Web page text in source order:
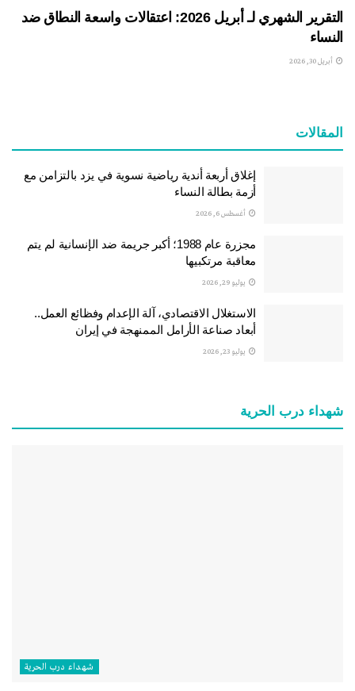
التقرير الشهري لـ أبريل 2026: اعتقالات واسعة النطاق ضد
النساء
أبريل 30, 2026
المقالات
إغلاق أربعة أندية رياضية نسوية في يزد بالتزامن مع
أزمة بطالة النساء
أغسطس 6, 2026
مجزرة عام 1988؛ أكبر جريمة ضد الإنسانية لم يتم
معاقبة مرتكبيها
يوليو 29, 2026
الاستغلال الاقتصادي، آلة الإعدام وفظائع العمل..
أبعاد صناعة الأرامل الممنهجة في إيران
يوليو 23, 2026
شهداء درب الحرية
شهداء درب الحرية